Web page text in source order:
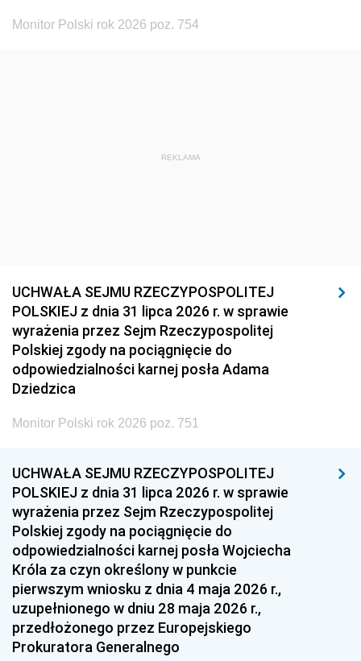
Monitor Polski rok 2026 poz. 754
REKLAMA
UCHWAŁA SEJMU RZECZYPOSPOLITEJ
POLSKIEJ z dnia 31 lipca 2026 r. w sprawie
wyrażenia przez Sejm Rzeczypospolitej
Polskiej zgody na pociągnięcie do
odpowiedzialności karnej posła Adama
Dziedzica
Monitor Polski rok 2026 poz. 751
UCHWAŁA SEJMU RZECZYPOSPOLITEJ
POLSKIEJ z dnia 31 lipca 2026 r. w sprawie
wyrażenia przez Sejm Rzeczypospolitej
Polskiej zgody na pociągnięcie do
odpowiedzialności karnej posła Wojciecha
Króla za czyn określony w punkcie
pierwszym wniosku z dnia 4 maja 2026 r.,
uzupełnionego w dniu 28 maja 2026 r.,
przedłożonego przez Europejskiego
Prokuratora Generalnego